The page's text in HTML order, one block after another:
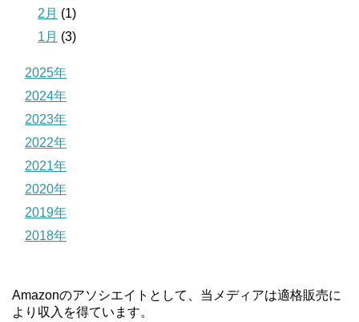
2月 (1)
1月 (3)
2025年
2024年
2023年
2022年
2021年
2020年
2019年
2018年
Amazonのアソシエイトとして、当メディアは適格販売に
より収入を得ています。